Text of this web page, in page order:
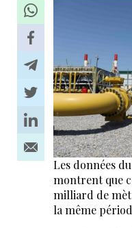
Les données
montrent que
milliard de
la même